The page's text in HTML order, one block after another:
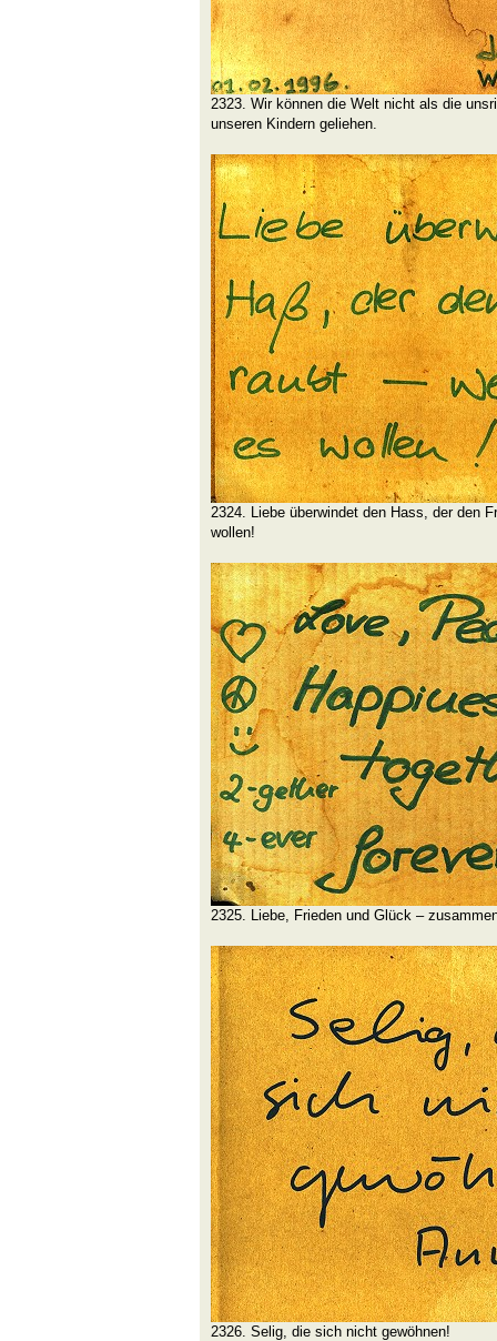
2323. Wir können die Welt nicht als die
unseren Kindern geliehen.
2324. Liebe überwindet den Hass, der den
wollen!
2325. Liebe, Frieden und Glück –
2326. Selig, die sich nicht gewöhnen!